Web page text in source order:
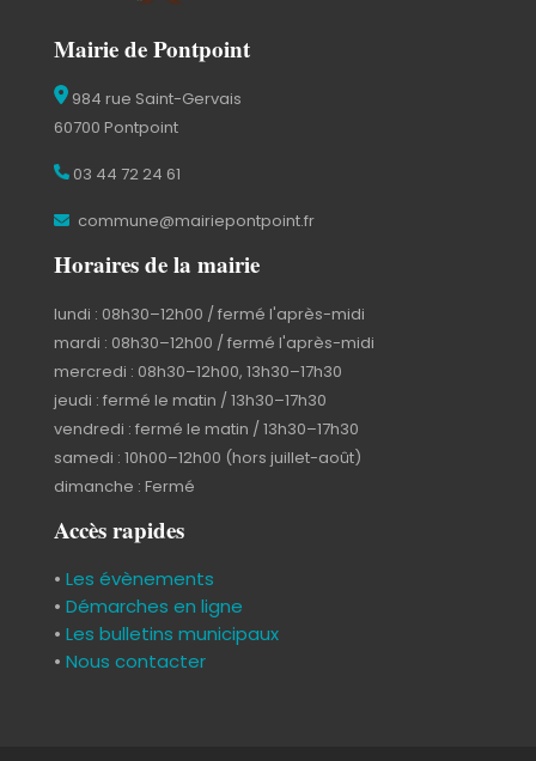
Mairie de Pontpoint
984 rue Saint-Gervais
60700 Pontpoint
03 44 72 24 61
commune@mairiepontpoint.fr
Horaires de la mairie
lundi : 08h30–12h00 / fermé l'après-midi
mardi : 08h30–12h00 / fermé l'après-midi
mercredi : 08h30–12h00, 13h30–17h30
jeudi : fermé le matin / 13h30–17h30
vendredi : fermé le matin / 13h30–17h30
samedi : 10h00–12h00 (hors juillet-août)
dimanche : Fermé
Accès rapides
• Les évènements
• Démarches en ligne
• Les bulletins municipaux
• Nous contacter